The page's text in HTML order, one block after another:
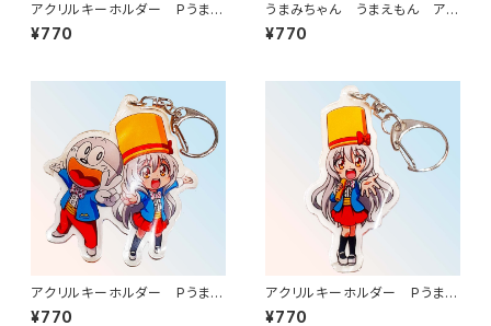
アクリルキーホルダー Pうまい
棒2 3図柄（うまみちゃん）
¥770
うまみちゃん うまえもん アク
リルキーホルダー 飛んでうま
い棒
¥770
アクリルキーホルダー Pうまい
棒2 ピース（うまみちゃん、うま
¥770
アクリルキーホルダー Pうまい
棒2 うまみちゃん
¥770